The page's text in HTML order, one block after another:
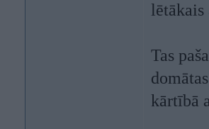
lētākais
Tas
kārtībā